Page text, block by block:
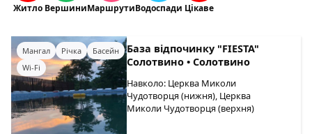
Житло ВершиниМаршрутиВодоспади Цікаве
Мангал Річка
Басейн
Wi-Fi
База відпочинку "FIESTA"
Солотвино • Солотвино
Навколо: Церква Миколи
Чудотворця (нижня), Церква
Миколи Чудотворця (верхня)